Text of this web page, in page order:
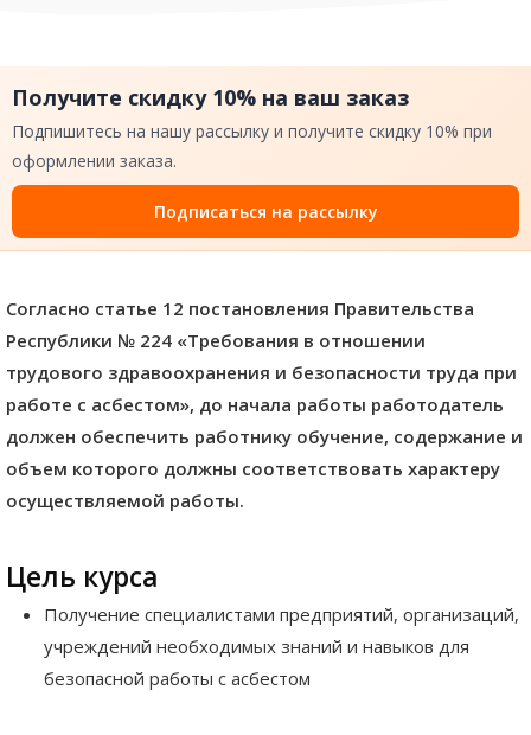
Получите скидку 10% на ваш заказ
Подпишитесь на нашу рассылку и получите скидку 10% при
оформлении заказа.
Подписаться на рассылку
Согласно статье 12 постановления Правительства
Республики № 224 «Требования в отношении
трудового здравоохранения и безопасности труда при
работе с асбестом», до начала работы работодатель
должен обеспечить работнику обучение, содержание и
объем которого должны соответствовать характеру
осуществляемой работы.
Цель курса
Получение специалистами предприятий, организаций,
учреждений необходимых знаний и навыков для
безопасной работы с асбестом